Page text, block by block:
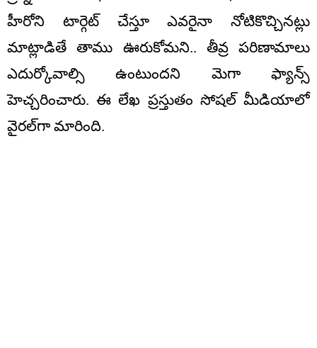
హీరోని టార్గెట్ చేస్తూ ఎవరైనా నోటికొచ్చినట్లు
మాట్లాడితే తాము ఊరుకోమని.. తీవ్ర పరిణామాలు
ఎదుర్కోవాల్సి ఉంటుందని మెగా ఫ్యాన్స్
హెచ్చరించారు. ఈ లేఖ ప్రస్తుతం సోషల్‌ మీడియాలో
వైరల్‌గా మారింది.